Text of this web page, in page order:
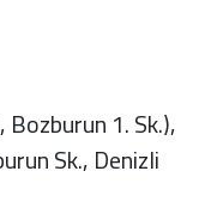
1. Sk.),
Sk., Denizli